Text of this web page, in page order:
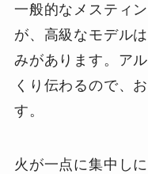
一般的なメスティ
が、高級なモデル
みがあります。ア
くり伝わるので、
す。
火が一点に集中し